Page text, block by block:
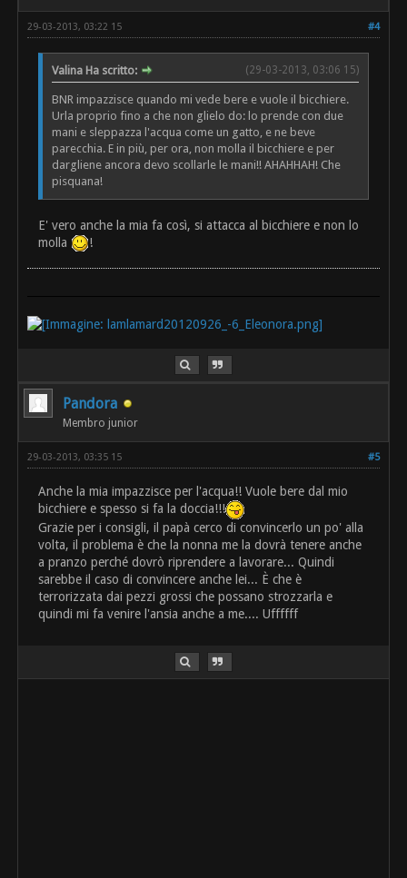
#4
29-03-2013, 03:22 15
(29-03-2013, 03:06 15)
Valina Ha scritto:
BNR impazzisce quando mi vede bere e vuole il bicchiere.
Urla proprio fino a che non glielo do: lo prende con due
mani e sleppazza l'acqua come un gatto, e ne beve
parecchia. E in più, per ora, non molla il bicchiere e per
dargliene ancora devo scollarle le mani!! AHAHHAH! Che
pisquana!
E' vero anche la mia fa così, si attacca al bicchiere e non lo
molla
!
Pandora
Membro junior
#5
29-03-2013, 03:35 15
Anche la mia impazzisce per l'acqua!! Vuole bere dal mio
bicchiere e spesso si fa la doccia!!!
Grazie per i consigli, il papà cerco di convincerlo un po' alla
volta, il problema è che la nonna me la dovrà tenere anche
a pranzo perché dovrò riprendere a lavorare... Quindi
sarebbe il caso di convincere anche lei... È che è
terrorizzata dai pezzi grossi che possano strozzarla e
quindi mi fa venire l'ansia anche a me.... Uffffff